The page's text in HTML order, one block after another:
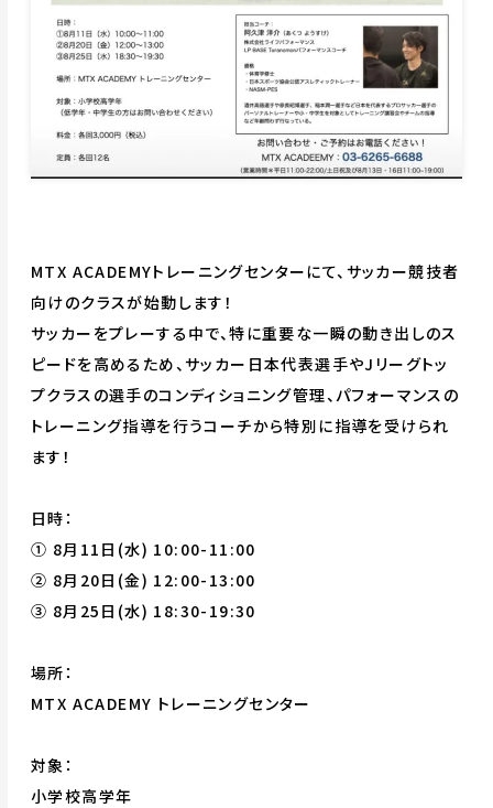
MTX ACADEMYトレーニングセンターにて、サッカー競技者
向けのクラスが始動します！
サッカーをプレーする中で、特に重要な一瞬の動き出しのス
ピードを高めるため、サッカー日本代表選手やJリーグトッ
プクラスの選手のコンディショニング管理、パフォーマンスの
トレーニング指導を行うコーチから特別に指導を受けられ
ます！
日時：
① 8月11日(水) 10:00-11:00
② 8月20日(金) 12:00-13:00
③ 8月25日(水) 18:30-19:30
場所：
MTX ACADEMY トレーニングセンター
対象：
小学校高学年